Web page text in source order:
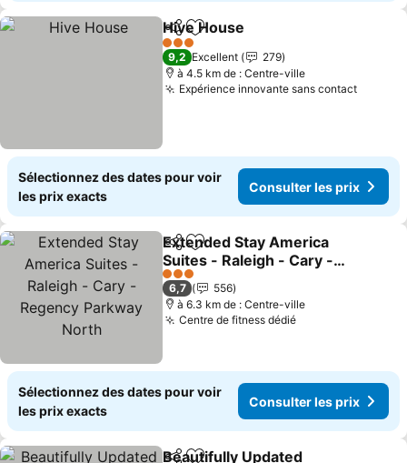
PartagerAjouter à mes favoris
Hive House
3 Étoiles
9,2 Excellent
279
à 4.5 km de : Centre-ville
Expérience innovante sans contact
Sélectionnez des dates pour voir
les prix exacts
Consulter les prix
PartagerAjouter à mes favoris
Extended Stay America
Suites - Raleigh - Cary -
Regency Parkway North
Consulter les prix
3 Étoiles
6,7
556
à 6.3 km de : Centre-ville
Centre de fitness dédiéConsulter les
Sélectionnez des dates pour voir
les prix exacts
Consulter les prix
Beautifully Updated